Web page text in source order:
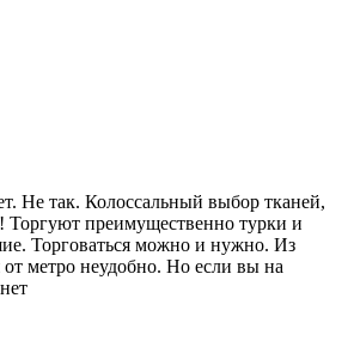
Не так. Колоссальный выбор тканей,
преимущественно турки и
Торговаться можно и нужно. Из
метро неудобно. Но если вы на